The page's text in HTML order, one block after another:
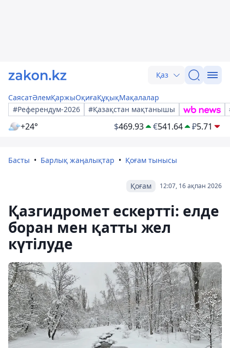
Қаз
СаясатӘлемҚаржыОқиғаҚұқықМақалалар
#Референдум-2026
#Қазақстан мақтанышы
+24° $469.93 €541.64 ₽5.71
Басты Барлық жаңалықтар Қоғам тынысы
12:07, 16 ақпан 2026
Қоғам
Қазгидромет ескертті: елде
боран мен қатты жел
күтілуде